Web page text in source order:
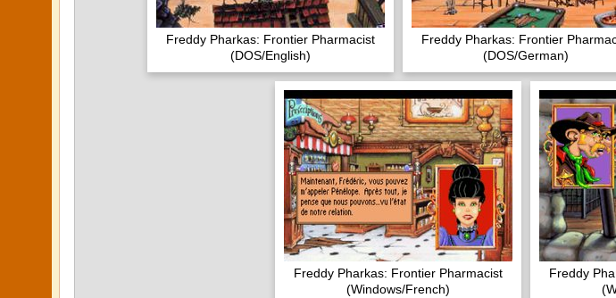
Freddy Pharkas: Frontier Pharmacist
(DOS/English)
Freddy Pharkas: Frontier
(DOS/German)
Freddy Pharkas: Frontier Pharmacist
(Windows/French)
Freddy